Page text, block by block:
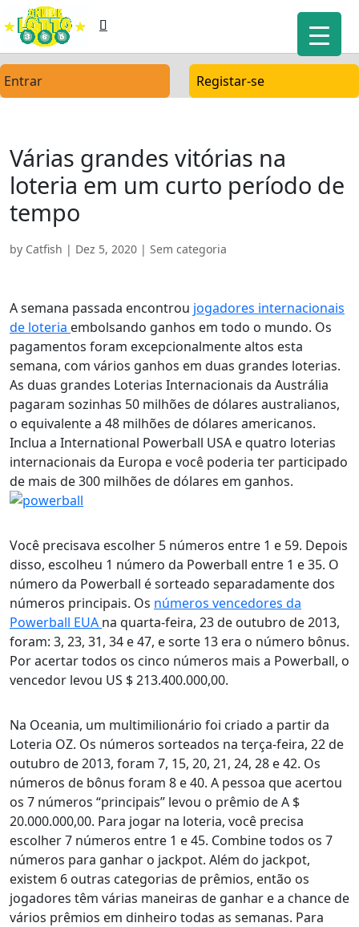
Entrar Registar-se
Várias grandes vitórias na
loteria em um curto período de
tempo
by Catfish | Dez 5, 2020 | Sem categoria
A semana passada encontrou jogadores internacionais
de loteria embolsando ganhos em todo o mundo. Os
pagamentos foram excepcionalmente altos esta
semana, com vários ganhos em duas grandes loterias.
As duas grandes Loterias Internacionais da Austrália
pagaram sozinhas 50 milhões de dólares australianos,
o equivalente a 48 milhões de dólares americanos.
Inclua a International Powerball USA e quatro loterias
internacionais da Europa e você poderia ter participado
de mais de 300 milhões de dólares em ganhos.
Você precisava escolher 5 números entre 1 e 59. Depois
disso, escolheu 1 número da Powerball entre 1 e 35. O
número da Powerball é sorteado separadamente dos
números principais. Os números vencedores da
Powerball EUA na quarta-feira, 23 de outubro de 2013,
foram: 3, 23, 31, 34 e 47, e sorte 13 era o número bônus.
Por acertar todos os cinco números mais a Powerball, o
vencedor levou US $ 213.400.000,00.
Na Oceania, um multimilionário foi criado a partir da
Loteria OZ. Os números sorteados na terça-feira, 22 de
outubro de 2013, foram 7, 15, 20, 21, 24, 28 e 42. Os
números de bônus foram 8 e 40. A pessoa que acertou
os 7 números “principais” levou o prêmio de A $
20.000.000,00. Para jogar na loteria, você precisa
escolher 7 números entre 1 e 45. Combine todos os 7
números para ganhar o jackpot. Além do jackpot,
existem 6 outras categorias de prêmios, então os
jogadores têm várias maneiras de ganhar e a chance de
vários prêmios em dinheiro todas as semanas. Para